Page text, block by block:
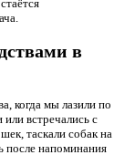
в
когда мы лазили по
встречались с
таскали собак на
после напоминания